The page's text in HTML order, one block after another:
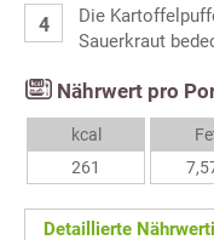
Die
Sauerkraut
Nährwert pro
kcal
261
Detaillierte